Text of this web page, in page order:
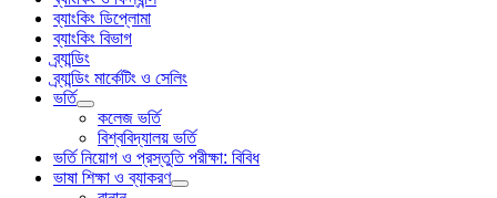
ব্যাংকিং ডিপ্লোমা
ব্যাংকিং বিভাগ
ব্র্যান্ডিং
ব্র্যান্ডিং মার্কেটিং ও সেলিং
ভর্তি
কলেজ ভর্তি
বিশ্ববিদ্যালয় ভর্তি
ভর্তি নিয়োগ ও প্রস্তুতি পরীক্ষা: বিবিধ
ভাষা শিক্ষা ও ব্যাকরণ